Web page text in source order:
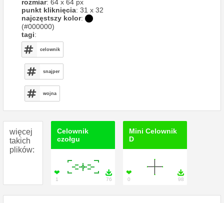
rozmiar: 64 x 64 px
punkt kliknięcia: 31 x 32
najczęstszy kolor:
(#000000)
tagi:
celownik
snajper
wojna
więcej
takich
plików:
Celownik
czołgu
❤
1

76
Mini Celownik
D
❤
0

98